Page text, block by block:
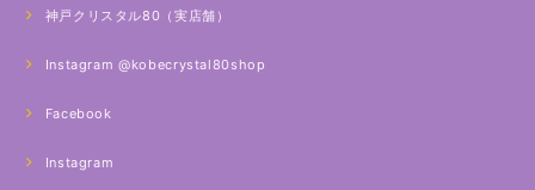
神戸クリスタル80（実店舗）
Instagram @kobecrystal80shop
Facebook
Instagram